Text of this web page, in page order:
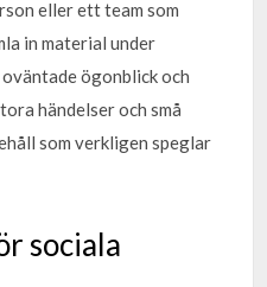
eller ett team som
in material under
ögonblick och
händelser och små
som verkligen speglar
sociala